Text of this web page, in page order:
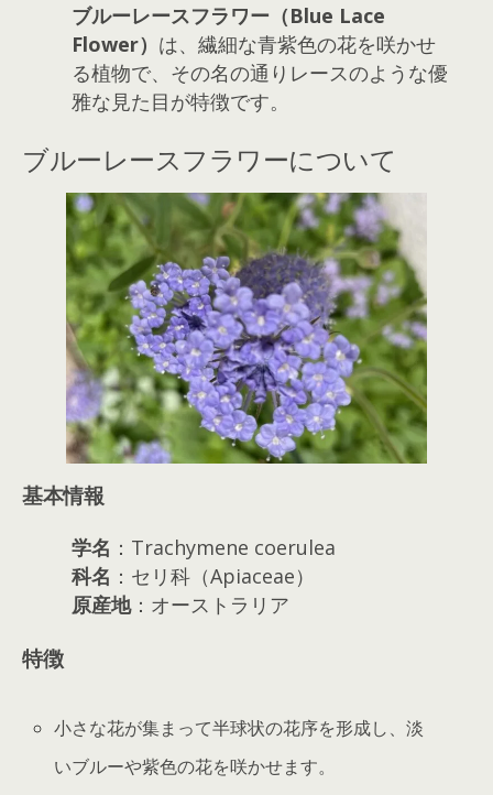
ブルーレースフラワー（Blue Lace
Flower） は、繊細な青紫色の花を咲かせ
る植物で、その名の通りレースのような優
雅な見た目が特徴です。
ブルーレースフラワーについて
基本情報
学名 ：Trachymene coerulea
科名 ：セリ科（Apiaceae）
原産地：オーストラリア
特徴
小さな花が集まって半球状の花序を形成し、淡
いブルーや紫色の花を咲かせます。